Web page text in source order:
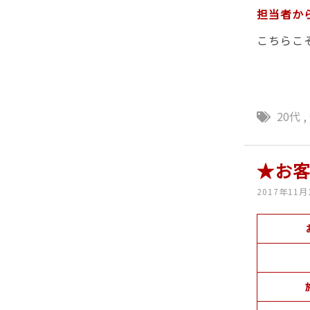
担当者か
こちらこ
20代 ,
★お
2017年11月